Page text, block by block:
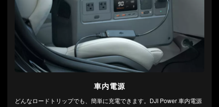
車内電源
どんなロードトリップでも、簡単に充電できます。DJI Power 車内電源